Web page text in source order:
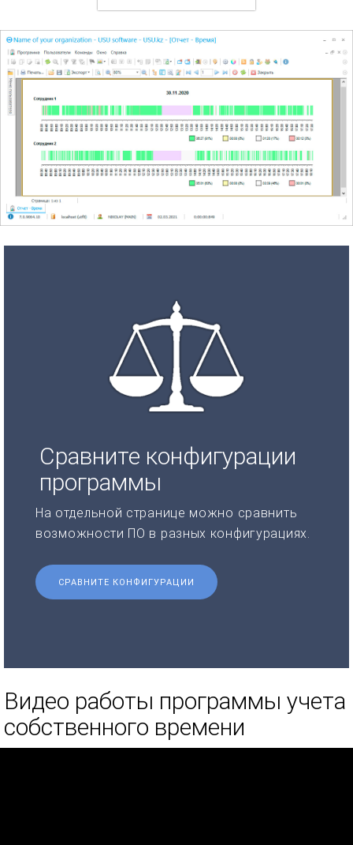
Сравните конфигурации
программы
На отдельной странице можно сравнить
возможности ПО в разных конфигурациях.
СРАВНИТЕ КОНФИГУРАЦИИ
Видео работы программы учета
собственного времени